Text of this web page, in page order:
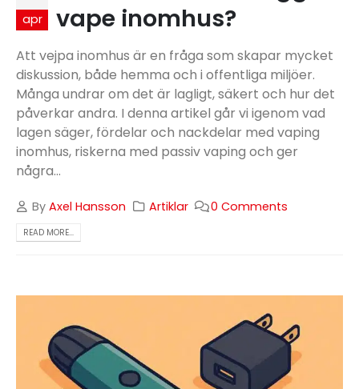
apr
vape inomhus?
Att vejpa inomhus är en fråga som skapar mycket
diskussion, både hemma och i offentliga miljöer.
Många undrar om det är lagligt, säkert och hur det
påverkar andra. I denna artikel går vi igenom vad
lagen säger, fördelar och nackdelar med vaping
inomhus, riskerna med passiv vaping och ger
några...
ByAxel Hansson Artiklar 0 Comments
READ MORE...